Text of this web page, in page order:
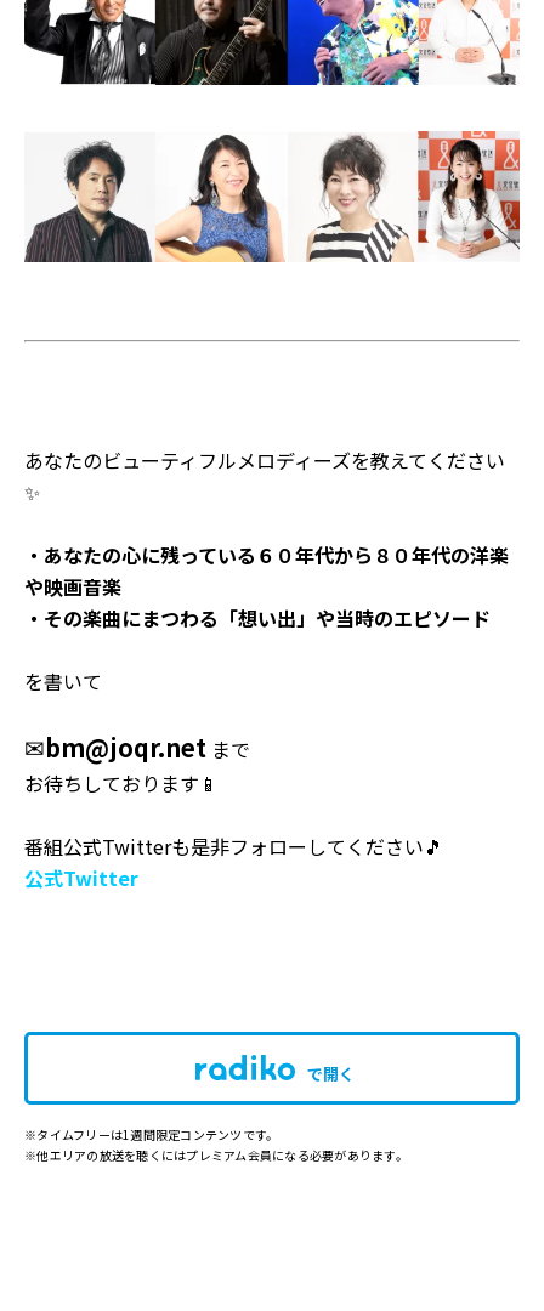
あなたのビューティフルメロディーズを教えてください
✨
・あなたの心に残っている６０年代から８０年代の洋楽
や映画音楽
・その楽曲にまつわる「想い出」や当時のエピソード
を書いて
✉bm@joqr.net まで
お待ちしております📱
番組公式Twitterも是非フォローしてください🎵
公式Twitter
で開く
※タイムフリーは1週間限定コンテンツです。
※他エリアの放送を聴くにはプレミアム会員になる必要があります。